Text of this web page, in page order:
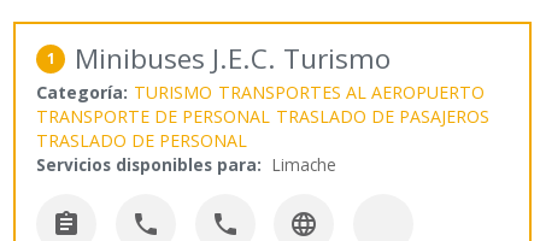
1 Minibuses J.E.C. Turismo
Categoría: TURISMO TRANSPORTES AL AEROPUERTO
TRANSPORTE DE PERSONAL TRASLADO DE PASAJEROS
TRASLADO DE PERSONAL
Servicios disponibles para: Limache
   